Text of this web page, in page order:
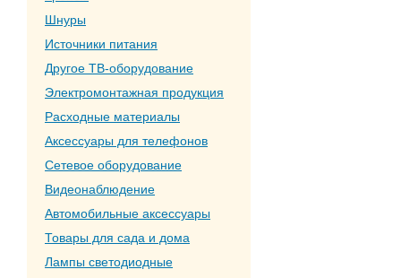
Шнуры
Источники питания
Другое ТВ-оборудование
Электромонтажная продукция
Расходные материалы
Аксессуары для телефонов
Сетевое оборудование
Видеонаблюдение
Автомобильные аксессуары
Товары для сада и дома
Лампы светодиодные